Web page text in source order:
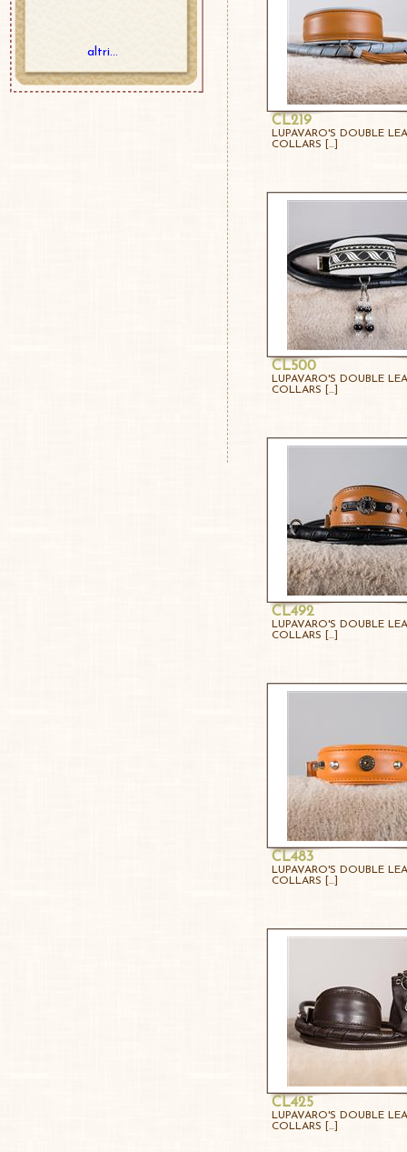
altri...
CL219
LUPAVARO'S DOUBLE
COLLARS [...]
CL500
LUPAVARO'S DOUBLE
COLLARS [...]
CL492
LUPAVARO'S DOUBLE
COLLARS [...]
CL483
LUPAVARO'S DOUBLE
COLLARS [...]
CL425
LUPAVARO'S DOUBLE
COLLARS [...]